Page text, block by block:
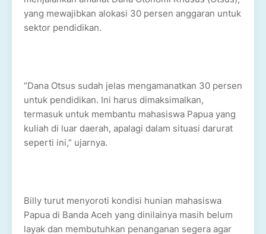
yang mewajibkan alokasi 30 persen anggaran untuk
sektor pendidikan.
“Dana Otsus sudah jelas mengamanatkan 30 persen
untuk pendidikan. Ini harus dimaksimalkan,
termasuk untuk membantu mahasiswa Papua yang
kuliah di luar daerah, apalagi dalam situasi darurat
seperti ini,” ujarnya.
Billy turut menyoroti kondisi hunian mahasiswa
Papua di Banda Aceh yang dinilainya masih belum
layak dan membutuhkan penanganan segera agar